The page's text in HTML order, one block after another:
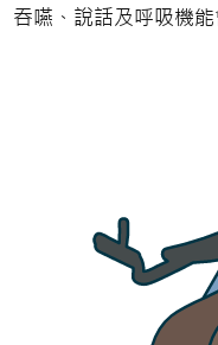
吞嚥、說話及呼吸機